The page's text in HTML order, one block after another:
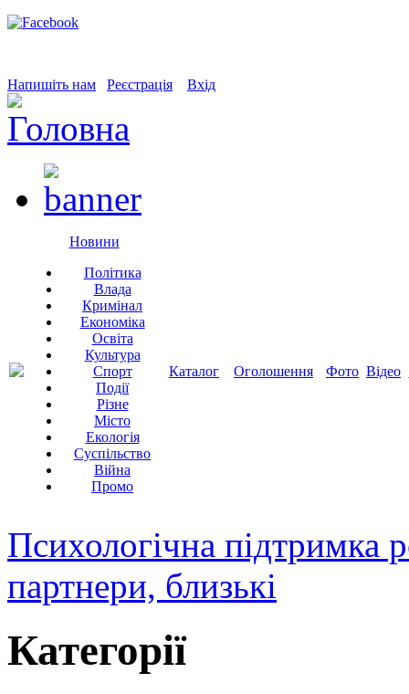
Напишіть нам Реєстрація Вхід
Новини
Політика
Влада
Кримінал
Економіка
Освіта
Культура
Спорт
Події
Різне
Місто
Екологія
Суспільство
Війна
Промо
Каталог Оголошення Фото Відео
Психологічна підтримка
партнери, близькі
Категорії